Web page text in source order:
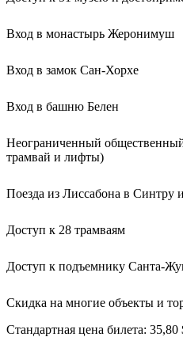
Вход в монастырь Жеронимуш
Вход в замок Сан-Хорхе
Вход в башню Белен
Неограниченный
трамвай и лифты)
Поезда из Лиссабона в
Доступ к 28 трамваям
Доступ к подъемнику Санта-
Скидка на многие объекты и
Стандартная цена билета: 35,80